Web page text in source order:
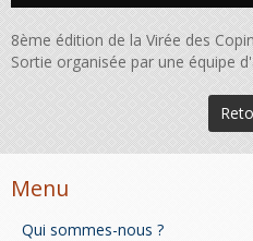
8ème édition de la Virée des
Sortie organisée par une équipe
Menu
Qui sommes-nous ?